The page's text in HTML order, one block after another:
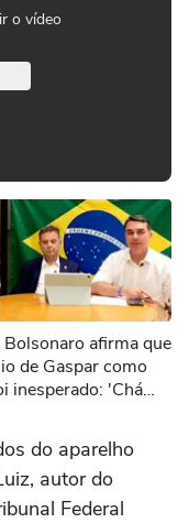
o vídeo
Bolsonaro afirma que
de Gaspar como
inesperado: 'Chá
do aparelho
autor do
Federal